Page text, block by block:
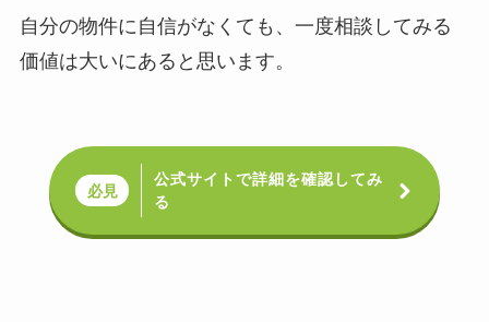
自分の物件に自信がなくても、一度相談してみる
価値は大いにあると思います。
必見
公式サイトで詳細を確認してみ
る